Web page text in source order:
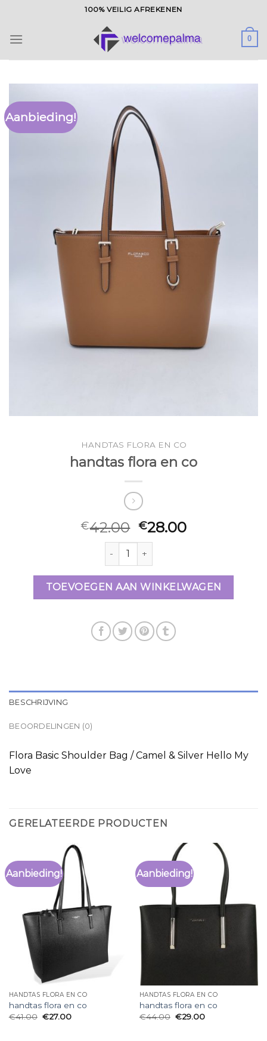
inhoud
100% VEILIG AFREKENEN
0
Aanbieding!
HANDTAS FLORA EN CO
handtas flora en co
€42.00 €28.00
handtas flora en co aantal
TOEVOEGEN AAN WINKELWAGEN
BESCHRIJVING
BEOORDELINGEN (0)
Flora Basic Shoulder Bag / Camel & Silver Hello My
Love
GERELATEERDE PRODUCTEN
Aanbieding!
HANDTAS FLORA EN CO
handtas flora en co
€41.00 €27.00
Aanbieding!
HANDTAS FLORA EN CO
handtas flora en co
€44.00 €29.00